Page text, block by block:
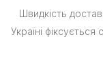
Швидкість
Україні